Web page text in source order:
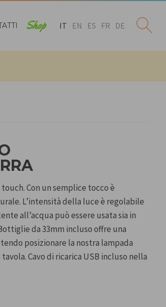
Shop IT EN ES FR DE
Con un semplice tocco è
L’intensità della luce è regolabile
all’acqua può essere usata sia in
da 33mm incluso offre una
posizionare la nostra lampada
Cavo di ricarica USB incluso nella